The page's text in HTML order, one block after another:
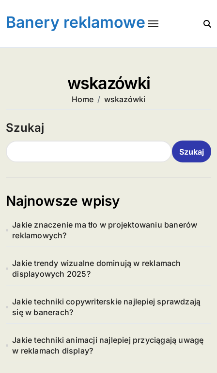
content
Banery reklamowe
wskazówki
Home wskazówki
Szukaj
Szukaj
Najnowsze wpisy
Jakie znaczenie ma tło w projektowaniu banerów
reklamowych?
Jakie trendy wizualne dominują w reklamach
displayowych 2025?
Jakie techniki copywriterskie najlepiej sprawdzają
się w banerach?
Jakie techniki animacji najlepiej przyciągają uwagę
w reklamach display?